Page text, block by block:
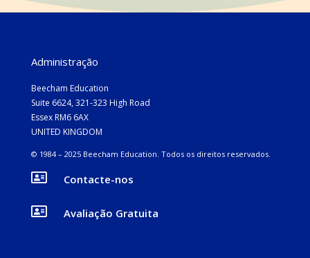
Administração
Beecham Education
Suite 6624, 321-323 High Road
Essex RM6 6AX
UNITED KINGDOM
© 1984 – 2025 Beecham Education. Todos os direitos reservados.
 Contacte-nos
 Avaliação Gratuita